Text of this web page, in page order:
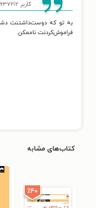
کاربر ۹۶۳۷۲۱۲
به تو که دوست‌داشتنت
فراموش‌کردنت ناممکن.
کتاب‌های مشابه
٪۴۰